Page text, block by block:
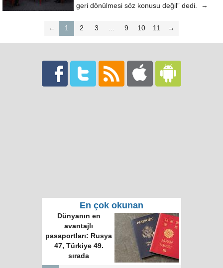
geri dönülmesi söz konusu değil” dedi. →
← 1 2 3 … 9 10 11 →
En çok okunan
Dünyanın en
avantajlı
pasaportları: Rusya
47, Türkiye 49.
sırada